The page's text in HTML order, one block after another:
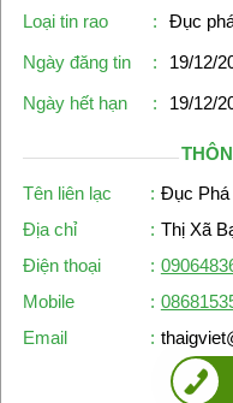
Loại tin rao
:
Đục
Ngày đăng tin
:
19/12/
Ngày hết hạn
: 19/12/
Tên liên lạc
: Đục Phá
Địa chỉ
: Thị Xã
Điện thoại
:
Mobile
:
Email
: